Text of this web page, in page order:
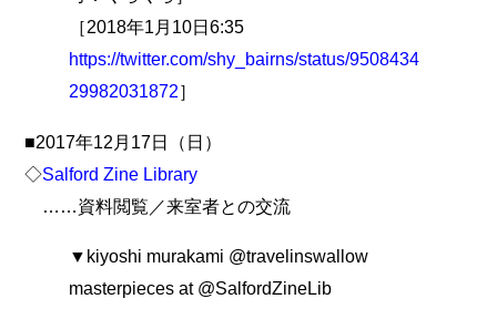
［2018年1月10日6:35
https://twitter.com/shy_bairns/status/9508434
29982031872］
■2017年12月17日（日）
◇Salford Zine Library
……資料閲覧／来室者との交流
▼kiyoshi murakami @travelinswallow
masterpieces at @SalfordZineLib